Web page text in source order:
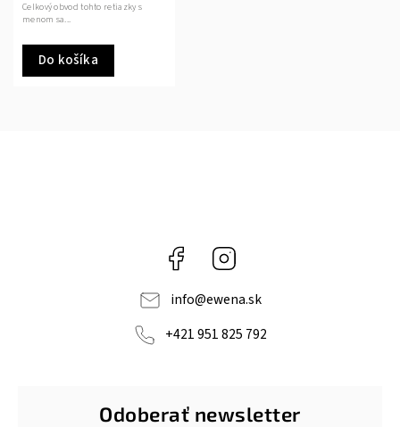
Do košíka
Celkový obvod tohto retiazky s
menom sa...
Facebook
info@ewena.sk
+421 951 825 792
Odoberať newsletter